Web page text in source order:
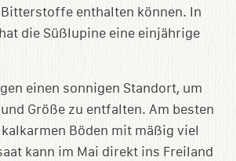
enthalten können. In
die Süßlupine eine einjährige
einen sonnigen Standort, um
Größe zu entfalten. Am besten
Böden mit mäßig viel
kann im Mai direkt ins Freiland